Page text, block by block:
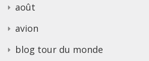
août
avion
blog tour du monde